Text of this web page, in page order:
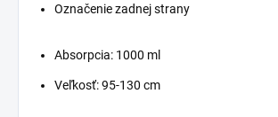
Označenie zadnej strany
Absorpcia: 1000 ml
Veľkosť: 95-130 cm